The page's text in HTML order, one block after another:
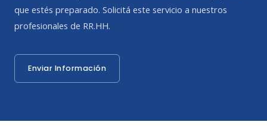
que estés preparado. Solicitá este servicio a nuestros
profesionales de RR.HH.
Enviar Información